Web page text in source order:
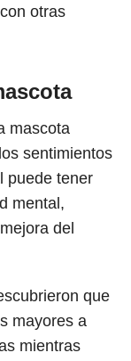
otras
mascota
sentimientos
puede tener
mental,
del
que
mayores a
mientras